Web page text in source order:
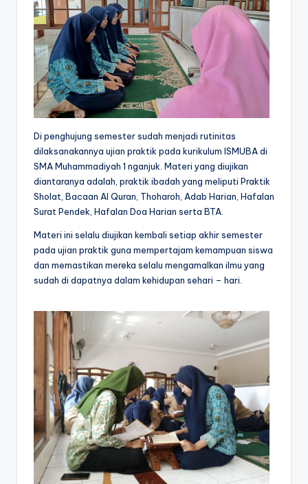
Di penghujung semester sudah menjadi rutinitas
dilaksanakannya ujian praktik pada kurikulum ISMUBA di
SMA Muhammadiyah 1 nganjuk. Materi yang diujikan
diantaranya adalah, praktik ibadah yang meliputi Praktik
Sholat, Bacaan Al Quran, Thoharoh, Adab Harian, Hafalan
Surat Pendek, Hafalan Doa Harian serta BTA.
Materi ini selalu diujikan kembali setiap akhir semester
pada ujian praktik guna mempertajam kemampuan siswa
dan memastikan mereka selalu mengamalkan ilmu yang
sudah di dapatnya dalam kehidupan sehari – hari.